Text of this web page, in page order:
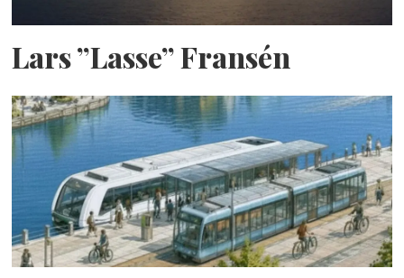
Lars ”Lasse” Fransén